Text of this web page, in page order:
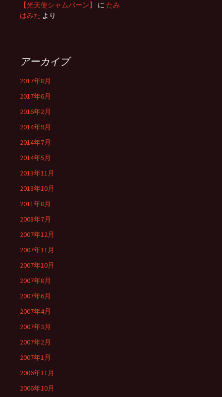
【光天使シャムバーン】
に たみ
はみた より
アーカイブ
2017年8月
2017年6月
2016年2月
2014年9月
2014年7月
2014年5月
2013年11月
2013年10月
2011年8月
2008年7月
2007年12月
2007年11月
2007年10月
2007年8月
2007年6月
2007年4月
2007年3月
2007年2月
2007年1月
2006年11月
2006年10月